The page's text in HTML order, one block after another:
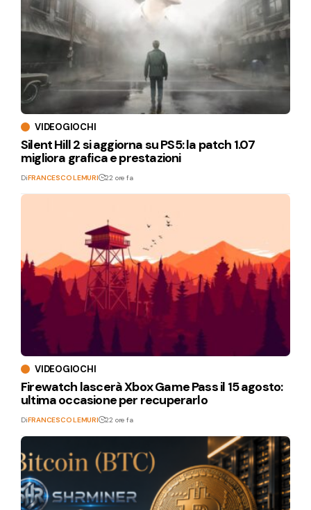
VIDEOGIOCHI
Silent Hill 2 si aggiorna su PS5: la patch 1.07
migliora grafica e prestazioni
DiFRANCESCO LEMURI 22 ore fa
VIDEOGIOCHI
Firewatch lascerà Xbox Game Pass il 15 agosto:
ultima occasione per recuperarlo
DiFRANCESCO LEMURI 22 ore fa